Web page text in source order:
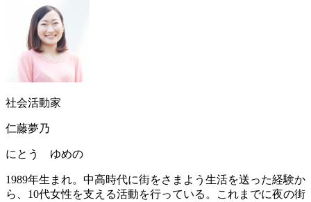
社会活動家
仁藤夢乃
にとう ゆめの
1989年生まれ。中高時代に街をさまよう生活を送った経験か
ら、10代女性を支える活動を行っている。これまでに夜の街